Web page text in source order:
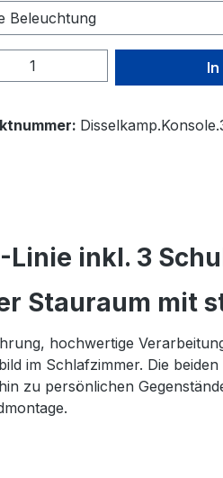
Anzahl: Gib
inkl. 3
Stauraum mit
hochwertige
im Schlafzimmer. Die
zu persönlichen